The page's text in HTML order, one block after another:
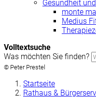
Gesundheit
monte
Medius
Volltextsuche
Was möchten Sie finden?
© Peter Prestel
Startseite
Rathaus &